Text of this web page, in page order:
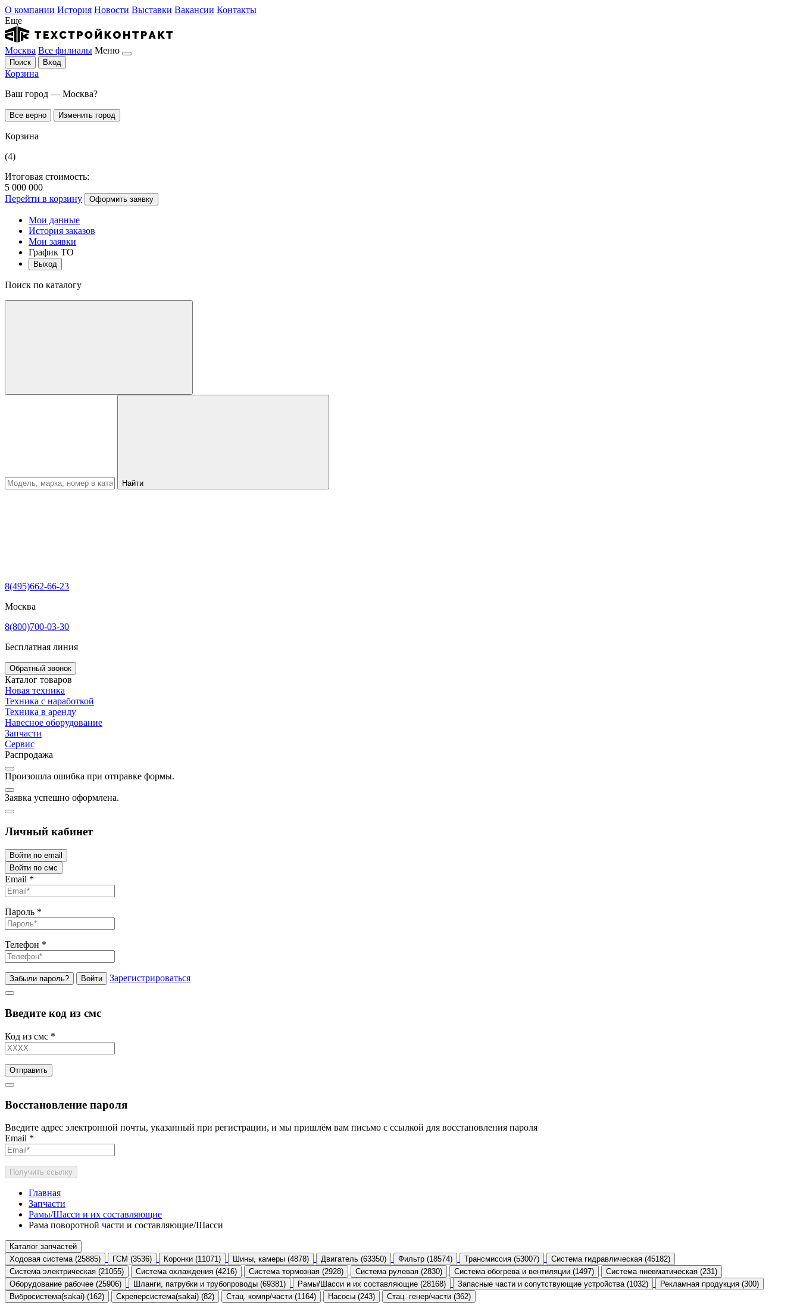
О компании История Новости Выставки Вакансии Контакты
Еще
Москва Все филиалы Меню
Поиск Вход
Корзина
Ваш город — Москва?
Все верно Изменить город
Корзина
(4)
Итоговая стоимость:
5 000 000
Перейти в корзину
Оформить заявку
Мои данные
История заказов
Мои заявки
График ТО
Выход
Поиск по каталогу
Найти
8(495)662-66-23
Москва
8(800)700-03-30
Бесплатная линия
Обратный звонок
Каталог товаров
Новая техника
Техника с наработкой
Техника в аренду
Навесное оборудование
Запчасти
Сервис
Распродажа
Произошла ошибка при отправке формы.
Заявка успешно оформлена.
Личный кабинет
Войти по email
Войти по смс
Email *
Пароль *
Телефон *
Забыли пароль? Войти Зарегистрироваться
Введите код из смс
Код из смс *
Отправить
Восстановление пароля
Введите адрес электронной почты, указанный при регистрации, и мы пришлём вам письмо с ссылкой для восстановления пароля
Email *
Получить ссылку
Главная
Запчасти
Рамы/Шасси и их составляющие
Рама поворотной части и составляющие/Шасси
Каталог запчастей
Ходовая система (25885)
ГСМ (3536) Коронки (11071) Шины, камеры (4878) Двигатель (63350) Фильтр (18574) Трансмиссия (53007)
Система гидравлическая (45182)
Система электрическая (21055)
Система охлаждения (4216) Система тормозная (2928) Система рулевая (2830) Система обогрева и вентиляции (1497)
Система пневматическая (231)
Оборудование рабочее (25906)
Шланги, патрубки и трубопроводы (69381) Рамы/Шасси и их составляющие (28168) Запасные части и сопутствующие устройства (1032)
Рекламная продукция (300)
Вибросистема(sakai) (162)
Скреперсистема(sakai) (82) Стац. компр/части (1164) Насосы (243) Стац. генер/части (362)